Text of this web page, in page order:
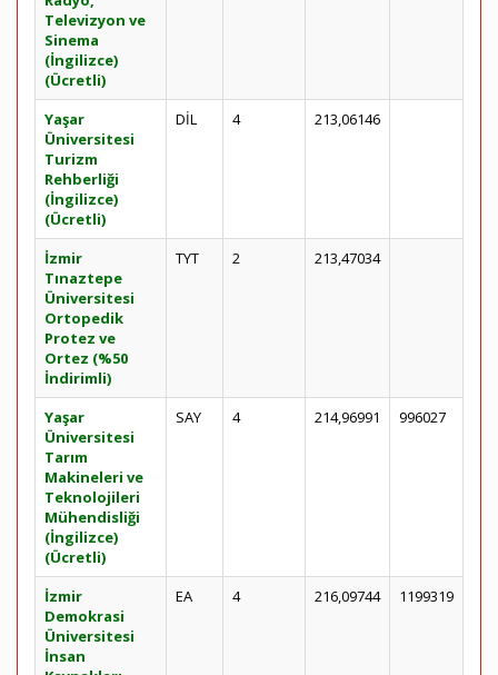
Televizyon ve
Sinema
(İngilizce)
(Ücretli)
Yaşar
Üniversitesi
Turizm
Rehberliği
(İngilizce)
(Ücretli)
DİL 4 213,06146
İzmir
Tınaztepe
Üniversitesi
Ortopedik
Protez ve
Ortez (%50
İndirimli)
TYT 2 213,47034
Yaşar
Üniversitesi
Tarım
Makineleri ve
Teknolojileri
Mühendisliği
(İngilizce)
(Ücretli)
SAY 4 214,96991 996027
İzmir
Demokrasi
Üniversitesi
İnsan
EA 4 216,09744 1199319